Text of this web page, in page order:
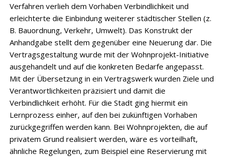
Verfahren verlieh dem Vorhaben Verbindlichkeit und
erleichterte die Einbindung weiterer städtischer Stellen (z.
B. Bauordnung, Verkehr, Umwelt). Das Konstrukt der
Anhandgabe stellt dem gegenüber eine Neuerung dar. Die
Vertragsgestaltung wurde mit der Wohnprojekt-Initiative
ausgehandelt und auf die konkreten Bedarfe angepasst.
Mit der Übersetzung in ein Vertragswerk wurden Ziele und
Verantwortlichkeiten präzisiert und damit die
Verbindlichkeit erhöht. Für die Stadt ging hiermit ein
Lernprozess einher, auf den bei zukünftigen Vorhaben
zurückgegriffen werden kann. Bei Wohnprojekten, die auf
privatem Grund realisiert werden, wäre es vorteilhaft,
ähnliche Regelungen, zum Beispiel eine Reservierung mit